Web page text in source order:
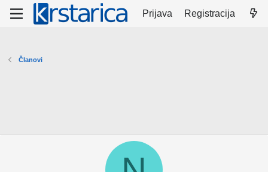
Prijava Registracija
Članovi